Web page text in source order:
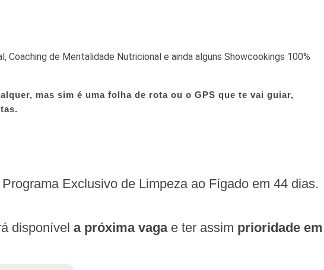
de Mentalidade Nutricional e ainda alguns Showcookings 100%
mas sim é uma folha de rota ou o GPS que te vai guiar,
Exclusivo de Limpeza ao Fígado em 44 dias.
disponível a próxima vagae ter assim prioridade em